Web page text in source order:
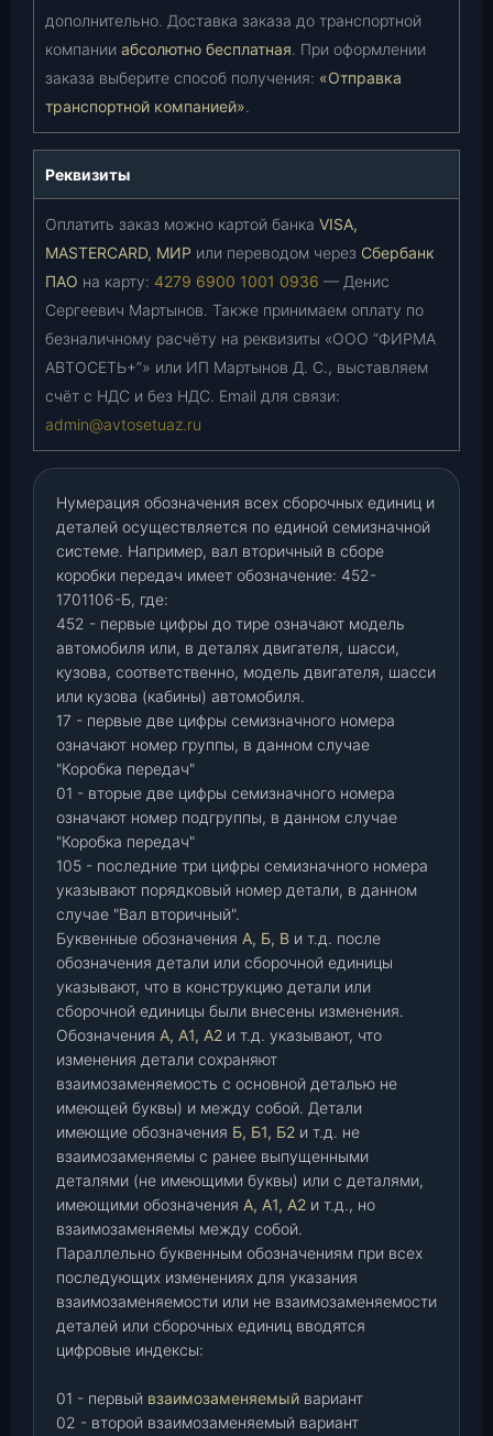
дополнительно. Доставка заказа до транспортной
компании абсолютно бесплатная. При оформлении
заказа выберите способ получения: «Отправка
транспортной компанией».
Реквизиты
Оплатить заказ можно картой банка VISA,
MASTERCARD, МИР или переводом через Сбербанк
ПАО на карту: 4279 6900 1001 0936 — Денис
Сергеевич Мартынов. Также принимаем оплату по
безналичному расчёту на реквизиты «ООО “ФИРМА
АВТОСЕТЬ+”» или ИП Мартынов Д. С., выставляем
счёт с НДС и без НДС. Email для связи:
admin@avtosetuaz.ru
Нумерация обозначения всех сборочных единиц и
деталей осуществляется по единой семизначной
системе. Например, вал вторичный в сборе
коробки передач имеет обозначение: 452-
1701106-Б, где:
452 - первые цифры до тире означают модель
автомобиля или, в деталях двигателя, шасси,
кузова, соответственно, модель двигателя, шасси
или кузова (кабины) автомобиля.
17 - первые две цифры семизначного номера
означают номер группы, в данном случае
"Коробка передач"
01 - вторые две цифры семизначного номера
означают номер подгруппы, в данном случае
"Коробка передач"
105 - последние три цифры семизначного номера
указывают порядковый номер детали, в данном
случае "Вал вторичный".
Буквенные обозначения А, Б, В и т.д. после
обозначения детали или сборочной единицы
указывают, что в конструкцию детали или
сборочной единицы были внесены изменения.
Обозначения А, А1, А2 и т.д. указывают, что
изменения детали сохраняют
взаимозаменяемость с основной деталью не
имеющей буквы) и между собой. Детали
имеющие обозначения Б, Б1, Б2 и т.д. не
взаимозаменяемы с ранее выпущенными
деталями (не имеющими буквы) или с деталями,
имеющими обозначения А, А1, А2 и т.д., но
взаимозаменяемы между собой.
Параллельно буквенным обозначениям при всех
последующих изменениях для указания
взаимозаменяемости или не взаимозаменяемости
деталей или сборочных единиц вводятся
цифровые индексы:
01 - первый взаимозаменяемый вариант
02 - второй взаимозаменяемый вариант